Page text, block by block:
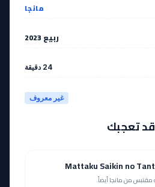
مانجا
ربيع 2023
24 دقيقة
غير معروف
تعجبك
Mattaku Saikin no
مقتبس من مانجا أيضاً.